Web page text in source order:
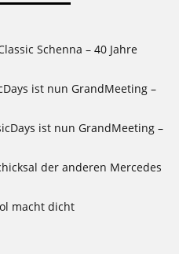
Schenna – 40 Jahre
ist nun GrandMeeting –
ist nun GrandMeeting –
der anderen Mercedes
macht dicht